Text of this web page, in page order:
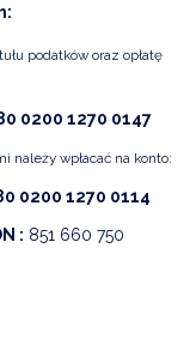
podatków oraz opłatę
0200 1270 0147
należy wpłacać na konto:
0200 1270 0114
: 851 660 750